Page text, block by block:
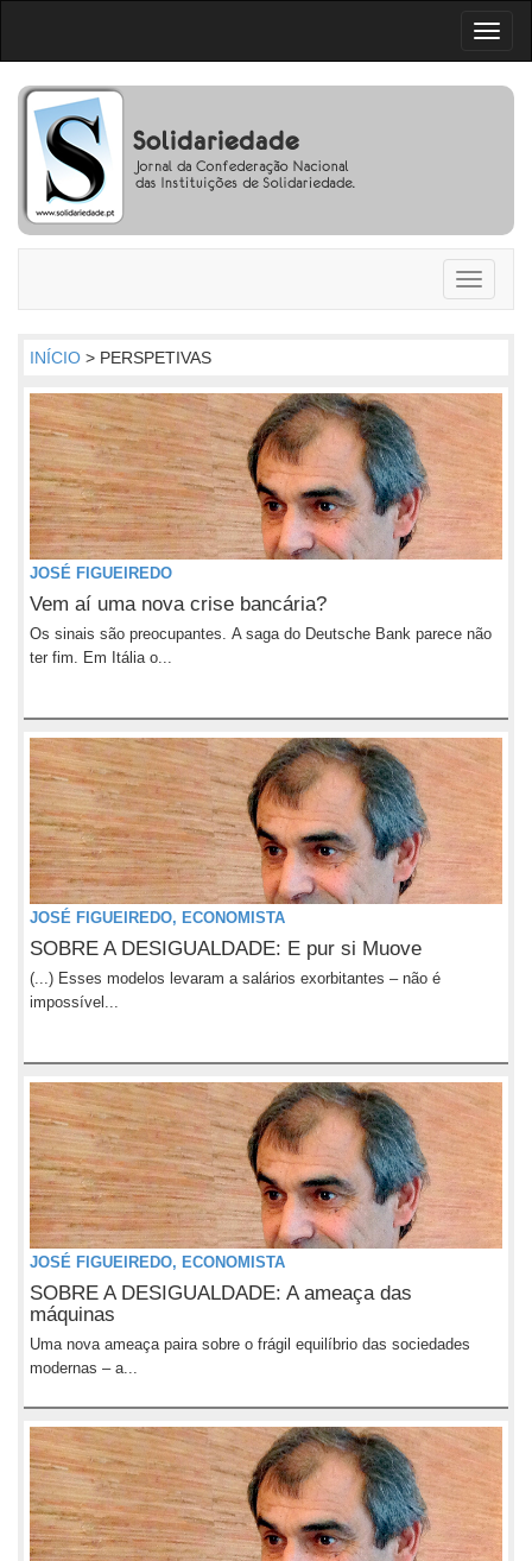
Toggle
INÍCIO > PERSPETIVAS
JOSÉ FIGUEIREDO
Vem aí uma nova crise bancária?
Os sinais são preocupantes. A saga do Deutsche Bank parece não
ter fim. Em Itália o...
JOSÉ FIGUEIREDO, ECONOMISTA
SOBRE A DESIGUALDADE: E pur si Muove
(...) Esses modelos levaram a salários exorbitantes – não é
impossível...
JOSÉ FIGUEIREDO, ECONOMISTA
SOBRE A DESIGUALDADE: A ameaça das
máquinas
Uma nova ameaça paira sobre o frágil equilíbrio das sociedades
modernas – a...